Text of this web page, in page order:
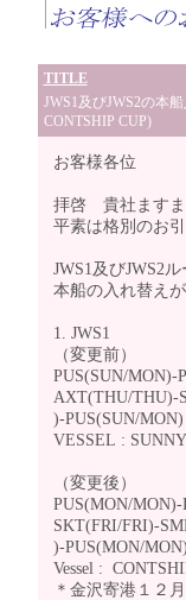
TITLE
JWS1及びJWS2の本
CONTSHIP CUP)
お客様各位
拝啓 貴社ますま
平素は格別のお
JWS1及びJWS2
本船の入れ替え
1. JWS1
（変更前）
PUS(SUN/
AXT(THU/THU)-
)-PUS(SUN/
VESSEL :
（変更後）
PUS(MON/
SKT(FRI/FRI)-
)-PUS(MON/
Vessel :
＊金沢寄港１２